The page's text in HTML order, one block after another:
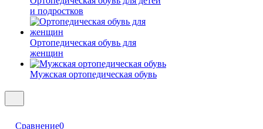
и подростков
Ортопедическая обувь для
женщин
Мужская ортопедическая обувь
Сравнение0